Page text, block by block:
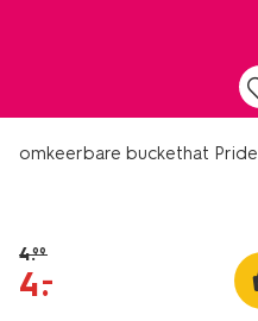
omkeerbare buckethat Pride
4.99
4.
–